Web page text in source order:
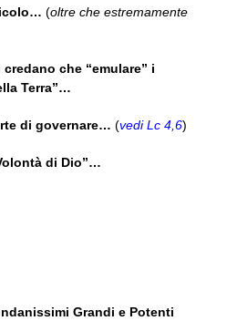
(oltre che estremamente
che “emulare” i
Terra”…
di governare… (vedi Lc 4,6)
di Dio”…
Grandi e Potenti